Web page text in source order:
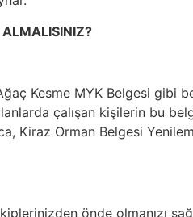
ALMALISINIZ?
Kesme MYK Belgesi gibi
çalışan kişilerin bu
Kiraz Orman Belgesi
önde olmanızı